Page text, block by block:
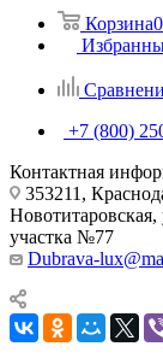
Корзина0
+7 (800)
Контактная
353211,
Новотитаровская,
участка №77
Dubrava-